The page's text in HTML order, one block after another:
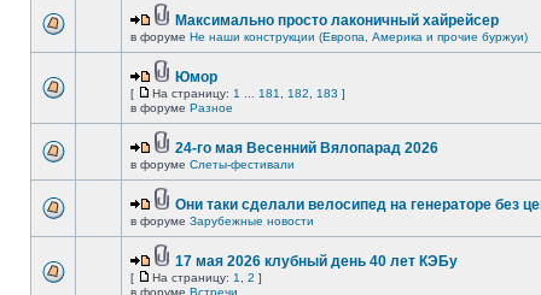
Максимально просто лаконичный хайрейсер
в форуме Не наши конструкции (Европа, Америка и прочие буржуи)
Юмор
[ На страницу: 1 181 182 183 ]
в форуме Разное
24-го мая Весенний Вялопарад 2026
в форуме Слеты-фестивали
Они таки сделали велосипед на генераторе без
в форуме Зарубежные новости
17 мая 2026 клубный день 40 лет КЭБу
[ На страницу: 1 2 ]
в форуме Встречи